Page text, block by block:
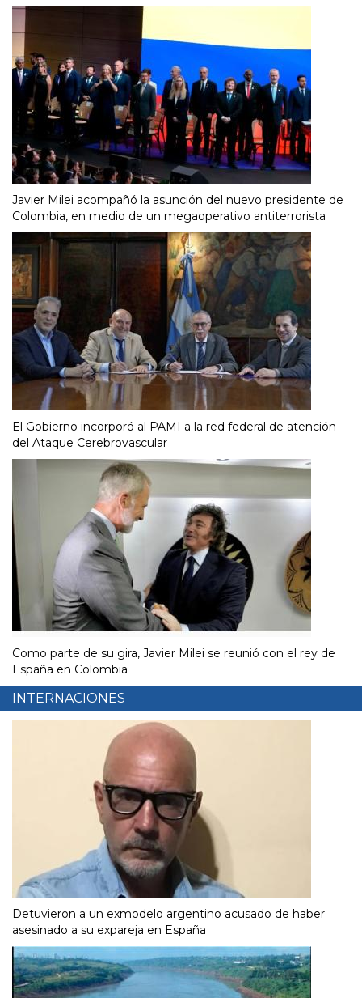
Javier Milei acompañó la asunción del nuevo presidente de
Colombia, en medio de un megaoperativo antiterrorista
El Gobierno incorporó al PAMI a la red federal de atención
del Ataque Cerebrovascular
Como parte de su gira, Javier Milei se reunió con el rey de
España en Colombia
INTERNACIONES
Detuvieron a un exmodelo argentino acusado de haber
asesinado a su expareja en España